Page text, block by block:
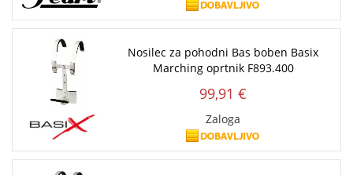
Nosilec za pohodni Bas boben Basix
Marching oprtnik F893.400
99,91 €
Zaloga